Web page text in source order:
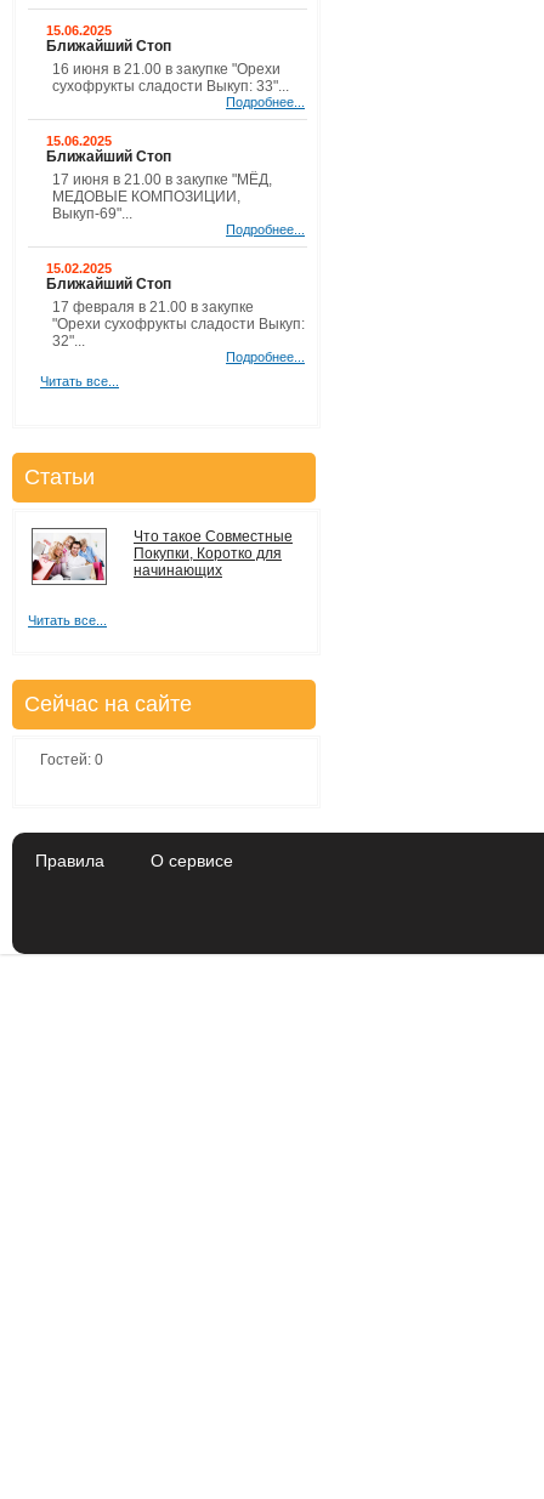
15.06.2025
Ближайший Стоп
16 июня в 21.00 в закупке "Орехи
сухофрукты сладости Выкуп: 33"...
Подробнее...
15.06.2025
Ближайший Стоп
17 июня в 21.00 в закупке "МЁД,
МЕДОВЫЕ КОМПОЗИЦИИ,
Выкуп-69"...
Подробнее...
15.02.2025
Ближайший Стоп
17 февраля в 21.00 в закупке
"Орехи сухофрукты сладости Выкуп:
32"...
Подробнее...
Читать все...
Статьи
Что такое Совместные
Покупки, Коротко для
начинающих
Читать все...
Сейчас на сайте
Гостей: 0
Правила О сервисе